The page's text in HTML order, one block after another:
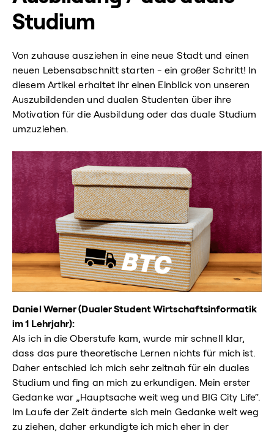
Studium
Von zuhause ausziehen in eine neue Stadt und einen
neuen Lebensabschnitt starten - ein großer Schritt! In
diesem Artikel erhaltet ihr einen Einblick von unseren
Auszubildenden und dualen Studenten über ihre
Motivation für die Ausbildung oder das duale Studium
umzuziehen.
Daniel Werner (Dualer Student Wirtschaftsinformatik
im 1 Lehrjahr):
Als ich in die Oberstufe kam, wurde mir schnell klar,
dass das pure theoretische Lernen nichts für mich ist.
Daher entschied ich mich sehr zeitnah für ein duales
Studium und fing an mich zu erkundigen. Mein erster
Gedanke war „Hauptsache weit weg und BIG City Life“.
Im Laufe der Zeit änderte sich mein Gedanke weit weg
zu ziehen, daher erkundigte ich mich eher in der